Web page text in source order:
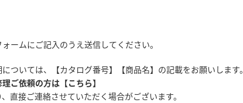
ームにご記入のうえ送信してください。
ついては、【カタログ番号】【商品名】の記載をお願いします。
ご依頼の方は【こちら】
直接ご連絡させていただく場合がございます。